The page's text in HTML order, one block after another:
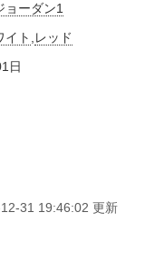
ョーダン1
イト レッド
日
31 19:46:02 更新